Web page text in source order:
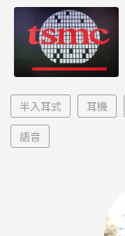
半入耳式 耳機
語音